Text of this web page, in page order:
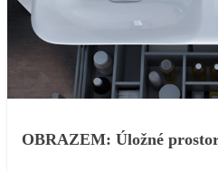
OBRAZEM: Úložné